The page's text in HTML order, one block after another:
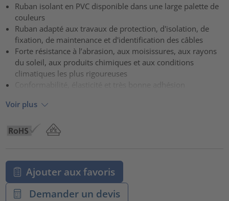
Ruban isolant en PVC disponible dans une large palette de
couleurs
Ruban adapté aux travaux de protection, d'isolation, de
fixation, de maintenance et d'identification des câbles
Forte résistance à l’abrasion, aux moisissures, aux rayons
du soleil, aux produits chimiques et aux conditions
climatiques les plus rigoureuses
Conformabilité, élasticité et très bonne adhésion
Voir plus
Ajouter aux favoris
Demander un devis